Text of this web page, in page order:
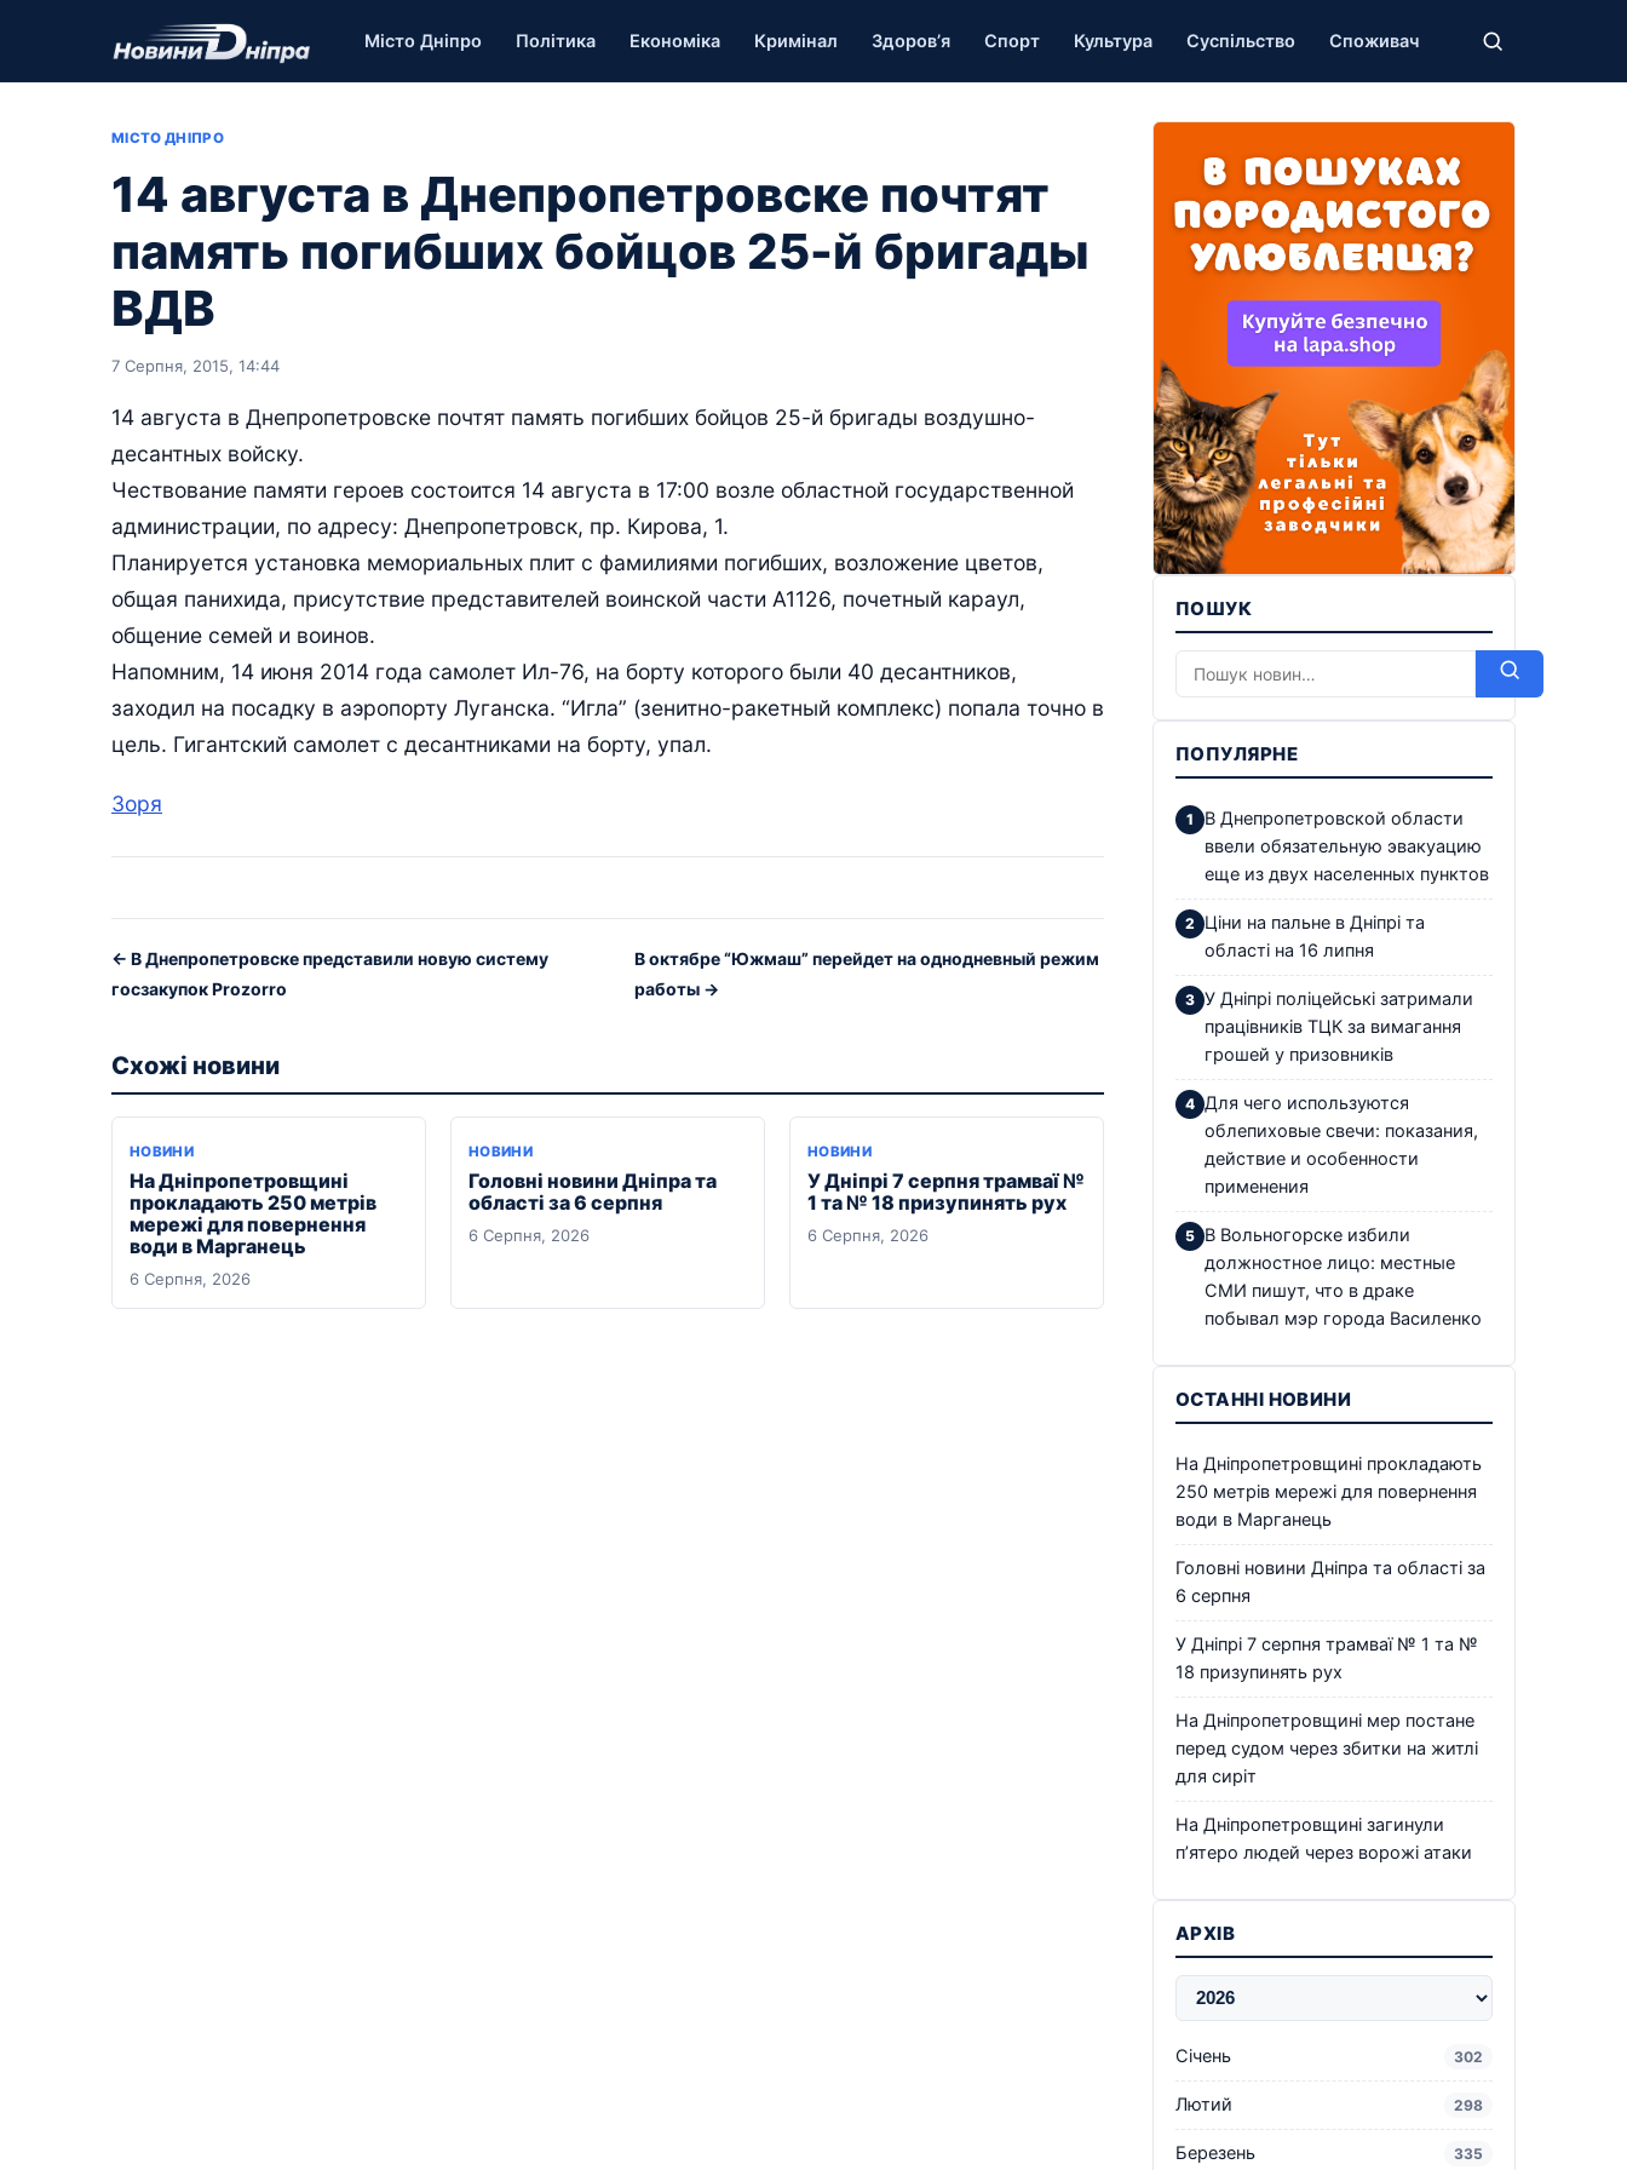
Місто Дніпро Політика Економіка Кримінал Здоров’я Спорт Культура Суспільство Споживач
МІСТО ДНІПРО
14 августа в Днепропетровске почтят
память погибших бойцов 25-й бригады
ВДВ
7 Серпня, 2015, 14:44
14 августа в Днепропетровске почтят память погибших бойцов 25-й бригады воздушно-
десантных войску.
Чествование памяти героев состоится 14 августа в 17:00 возле областной государственной
администрации, по адресу: Днепропетровск, пр. Кирова, 1.
Планируется установка мемориальных плит с фамилиями погибших, возложение цветов,
общая панихида, присутствие представителей воинской части А1126, почетный караул,
общение семей и воинов.
Напомним, 14 июня 2014 года самолет Ил-76, на борту которого были 40 десантников,
заходил на посадку в аэропорту Луганска. “Игла” (зенитно-ракетный комплекс) попала точно в
цель. Гигантский самолет с десантниками на борту, упал.
Зоря
← В Днепропетровске представили новую систему
госзакупок Prozorro
В октябре “Южмаш” перейдет на однодневный режим
работы →
Схожі новини
НОВИНИ
На Дніпропетровщині
прокладають 250 метрів
мережі для повернення
води в Марганець
6 Серпня, 2026
НОВИНИ
Головні новини Дніпра та
області за 6 серпня
6 Серпня, 2026
НОВИНИ
У Дніпрі 7 серпня трамваї №
1 та № 18 призупинять рух
6 Серпня, 2026
ПОШУК
ПОПУЛЯРНЕ
В Днепропетровской области
ввели обязательную эвакуацию
еще из двух населенных пунктов
Ціни на пальне в Дніпрі та
області на 16 липня
У Дніпрі поліцейські затримали
працівників ТЦК за вимагання
грошей у призовників
Для чего используются
облепиховые свечи: показания,
действие и особенности
применения
В Вольногорске избили
должностное лицо: местные
СМИ пишут, что в драке
побывал мэр города Василенко
ОСТАННІ НОВИНИ
На Дніпропетровщині прокладають
250 метрів мережі для повернення
води в Марганець
Головні новини Дніпра та області за
6 серпня
У Дніпрі 7 серпня трамваї № 1 та №
18 призупинять рух
На Дніпропетровщині мер постане
перед судом через збитки на житлі
для сиріт
На Дніпропетровщині загинули
п’ятеро людей через ворожі атаки
АРХІВ
Січень 302
Лютий 298
Березень 335